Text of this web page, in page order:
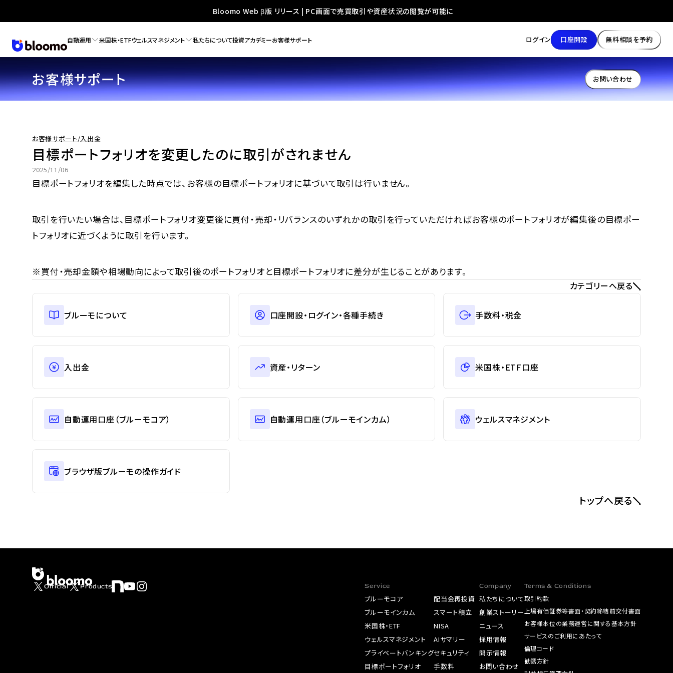
お客様サポート お問い合わせ
お客様サポート/入出金
目標ポートフォリオを変更したのに取引がされません
2025/11/06
目標ポートフォリオを編集した時点では、お客様の目標ポートフォリオに基づいて取引は行いません。
取引を行いたい場合は、目標ポートフォリオ変更後に買付・売却・リバランスのいずれかの取引を行っていただければお客様のポートフォリオが編集後の目標ポー
トフォリオに近づくように取引を行います。
※買付・売却金額や相場動向によって取引後のポートフォリオと目標ポートフォリオに差分が生じることがあります。
カテゴリーへ戻る
ブルーモについて 口座開設・ログイン・各種手続き 手数料・税金
入出金 資産・リターン 米国株・ETF口座
自動運用口座（ブルーモコア） 自動運用口座（ブルーモインカム） ウェルスマネジメント
ブラウザ版ブルーモの操作ガイド
トップへ戻る
Bloomo Web β版 リリース | PC画面で売買取引や資産状況の閲覧が可能に
自動運用 米国株・ETFウェルスマネジメント 私たちについて投資アカデミーお客様サポート ログイン 口座開設 無料相談を予約
Official Products Service
ブルーモコア
ブルーモインカム
米国株・ETF
ウェルスマネジメント
プライベートバンキング
目標ポートフォリオ
配当金再投資
スマート積立
NISA
AIサマリー
セキュリティ
手数料
Company
私たちについて
創業ストーリー
ニュース
採用情報
開示情報
お問い合わせ
Terms & Conditions
取引約款
上場有価証券等書面・契約締結前交付書面
お客様本位の業務運営に関する基本方針
サービスのご利用にあたって
倫理コード
勧誘方針